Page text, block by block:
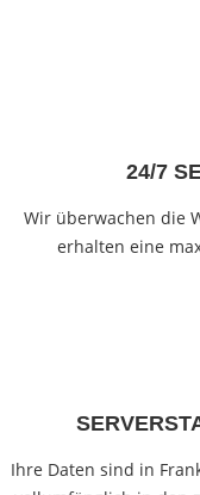
24/7
Wir überwachen die
erhalten eine
Ihre Daten sind in